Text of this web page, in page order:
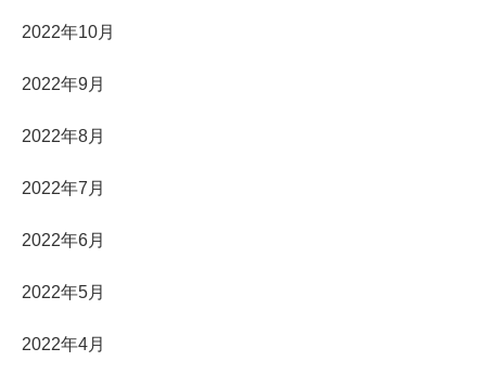
2022年10月
2022年9月
2022年8月
2022年7月
2022年6月
2022年5月
2022年4月